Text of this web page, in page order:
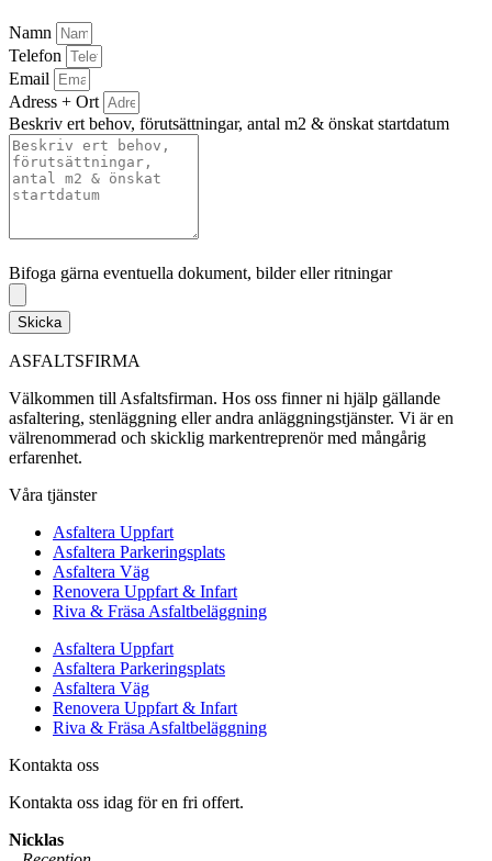
Namn
Telefon
Email
Adress + Ort
Beskriv ert behov, förutsättningar, antal m2 & önskat startdatum
Bifoga gärna eventuella dokument, bilder eller ritningar
Skicka
ASFALTSFIRMA
Välkommen till Asfaltsfirman. Hos oss finner ni hjälp gällande
asfaltering, stenläggning eller andra anläggningstjänster. Vi är en
välrenommerad och skicklig markentreprenör med mångårig
erfarenhet.
Våra tjänster
Asfaltera Uppfart
Asfaltera Parkeringsplats
Asfaltera Väg
Renovera Uppfart & Infart
Riva & Fräsa Asfaltbeläggning
Asfaltera Uppfart
Asfaltera Parkeringsplats
Asfaltera Väg
Renovera Uppfart & Infart
Riva & Fräsa Asfaltbeläggning
Kontakta oss
Kontakta oss idag för en fri offert.
Nicklas